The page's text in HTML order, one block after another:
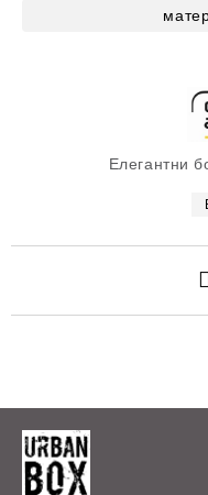
Елегантни